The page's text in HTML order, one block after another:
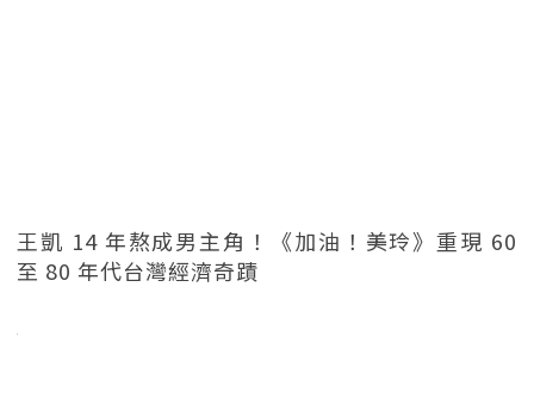
王凱 14 年熬成男主角！《加油！美玲》重現 60
至 80 年代台灣經濟奇蹟